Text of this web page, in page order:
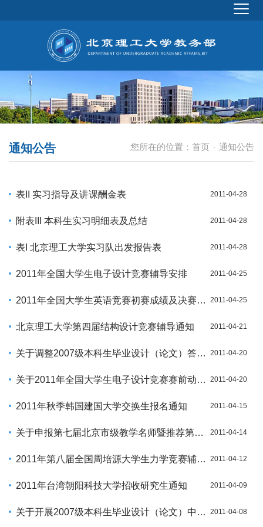
您所在的位置： 首页 - 通知公告
通知公告
表II 实习指导及讲课酬金表 2011-04-28
附表III 本科生实习明细表及总结 2011-04-28
表I 北京理工大学实习队出发报告表 2011-04-28
2011年全国大学生电子设计竞赛辅导安排 2011-04-25
2011年全国大学生英语竞赛初赛成绩及决赛名单 2011-04-25
北京理工大学第四届结构设计竞赛辅导通知 2011-04-21
关于调整2007级本科生毕业设计（论文）答辩工作安排的通知 2011-04-20
关于2011年全国大学生电子设计竞赛赛前动员会的通知 2011-04-20
2011年秋季韩国建国大学交换生报名通知 2011-04-15
关于申报第七届北京市级教学名师暨推荐第六届国家级名师评选通知 2011-04-14
2011年第八届全国周培源大学生力学竞赛辅导安排 2011-04-12
2011年台湾朝阳科技大学招收研究生通知 2011-04-09
关于开展2007级本科生毕业设计（论文）中期检查的通知 2011-04-08